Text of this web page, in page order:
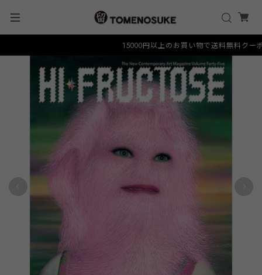
15000円以上のお買い物で送料無料クーポ